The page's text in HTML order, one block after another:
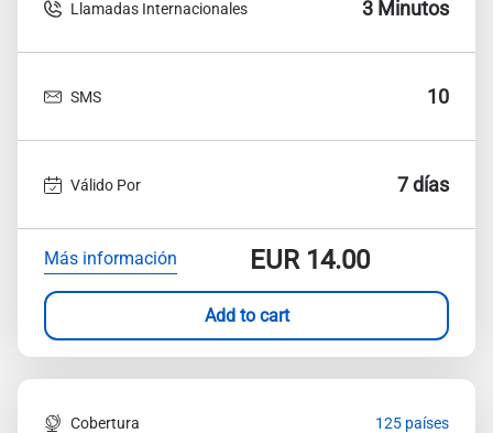
Llamadas Internacionales 3 Minutos
SMS 10
Válido Por 7 días
Más información EUR14.00
Add to cart
Cobertura 125 países